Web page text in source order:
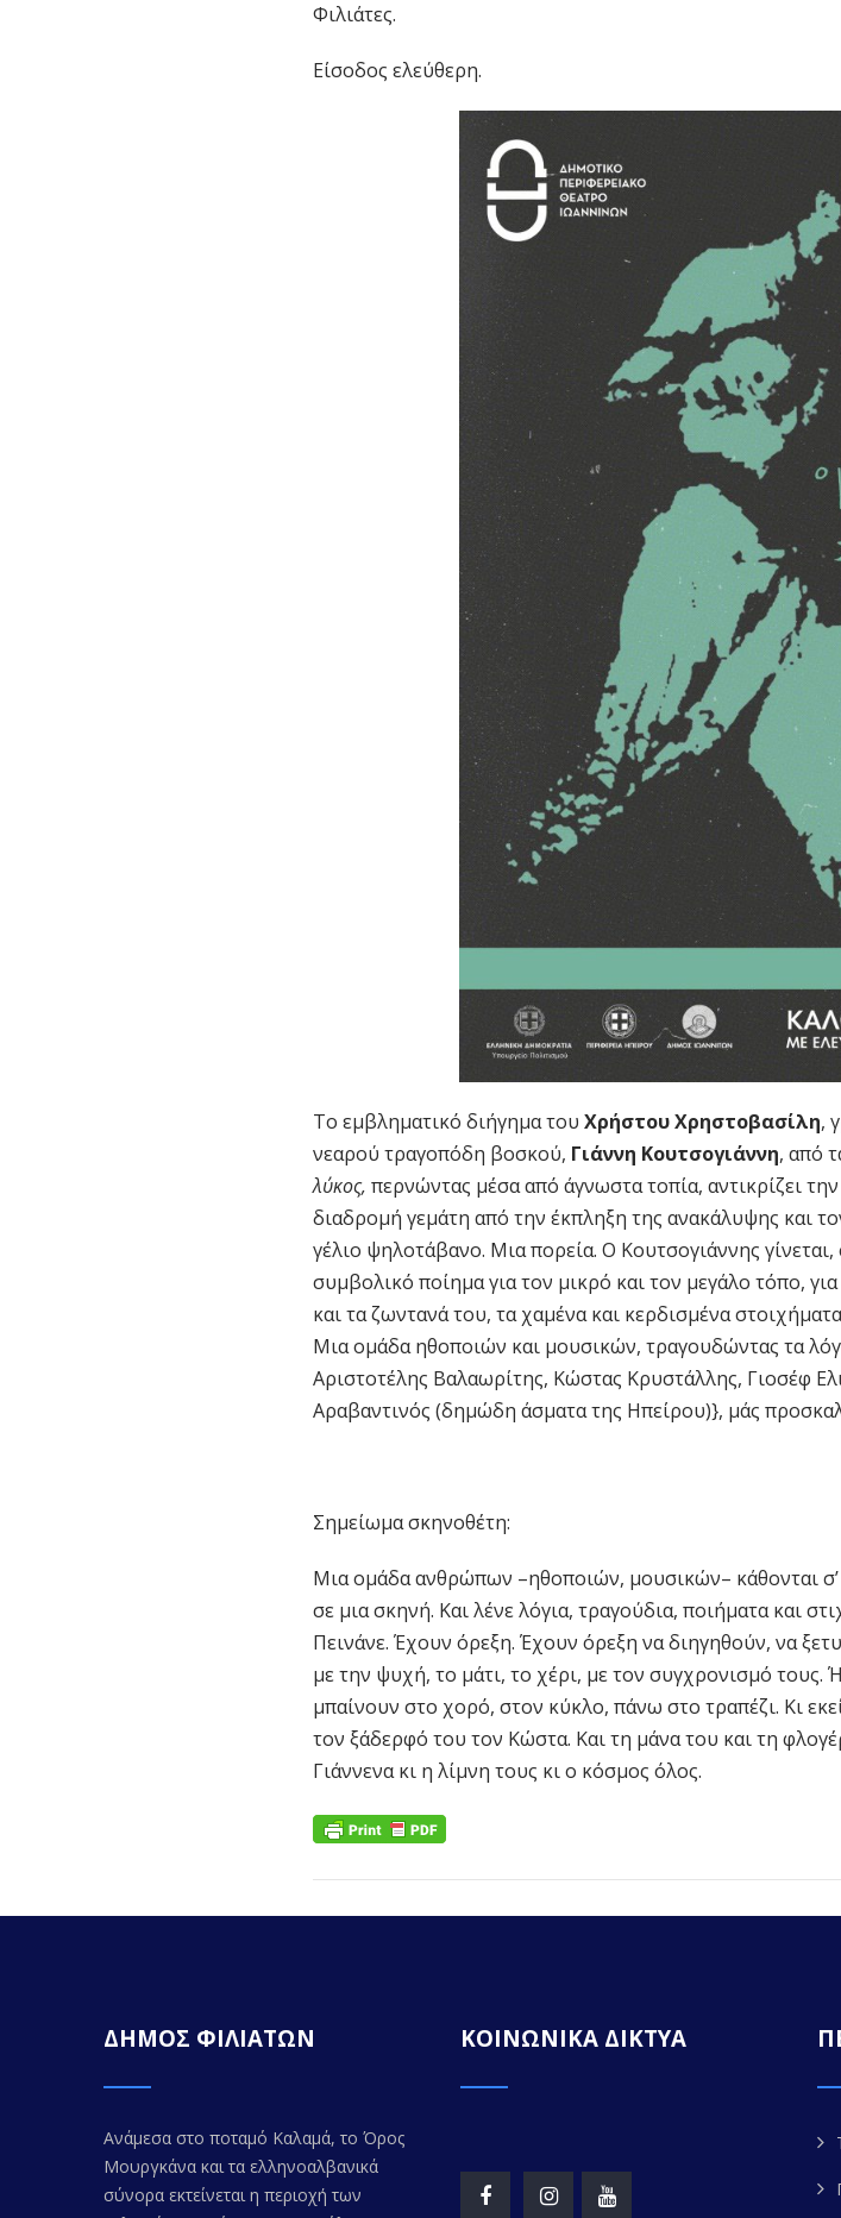
Φιλιάτες.
Είσοδος ελεύθερη.
Το εμβληματικό διήγημα του Χρήστου Χρηστοβασίλη,
νεαρού τραγοπόδη βοσκού, Γιάννη Κουτσογιάννη, από
λύκος, περνώντας μέσα από άγνωστα τοπία, αντικρίζει
διαδρομή γεμάτη από την έκπληξη της ανακάλυψης και
γέλιο ψηλοτάβανο. Μια πορεία. Ο Κουτσογιάννης
συμβολικό ποίημα για τον μικρό και τον μεγάλο τόπο,
και τα ζωντανά του, τα χαμένα και κερδισμένα
Μια ομάδα ηθοποιών και μουσικών, τραγουδώντας τα
Αριστοτέλης Βαλαωρίτης, Κώστας Κρυστάλλης, Γιοσέφ
Αραβαντινός (δημώδη άσματα της Ηπείρου)}, μάς
Σημείωμα σκηνοθέτη:
Μια ομάδα ανθρώπων –ηθοποιών, μουσικών– κάθονται σ’
σε μια σκηνή. Και λένε λόγια, τραγούδια, ποιήματα και
Πεινάνε. Έχουν όρεξη. Έχουν όρεξη να διηγηθούν, να
με την ψυχή, το μάτι, το χέρι, με τον συγχρονισμό
μπαίνουν στο χορό, στον κύκλο, πάνω στο τραπέζι. Κι
τον ξάδερφό του τον Κώστα. Και τη μάνα του και τη
Γιάννενα κι η λίμνη τους κι ο κόσμος όλος.
ΔΗΜΟΣ ΦΙΛΙΑΤΩΝ
Ανάμεσα στο ποταμό Καλαμά, το Όρος
Μουργκάνα και τα ελληνοαλβανικά
σύνορα εκτείνεται η περιοχή των
ΚΟΙΝΩΝΙΚΑ ΔΙΚΤΥΑ